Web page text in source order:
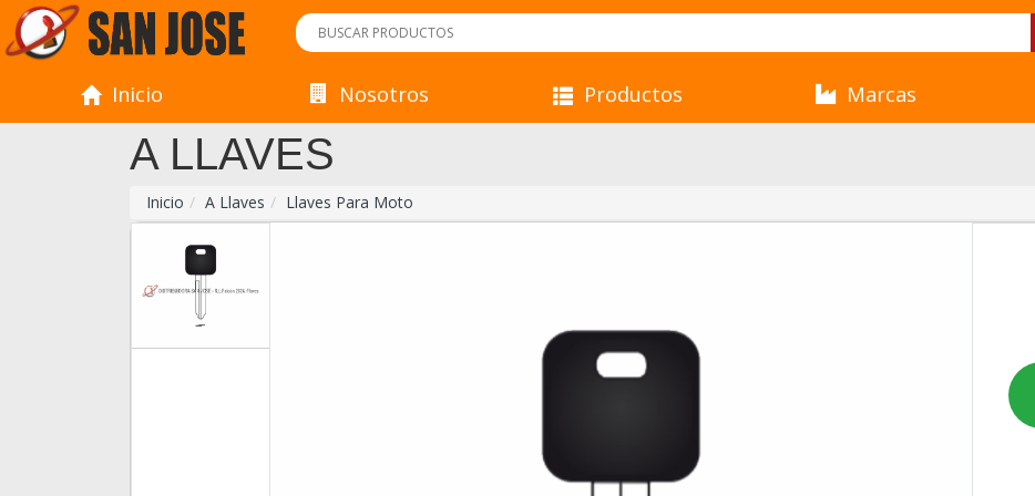
Inicio Nosotros Productos Marcas
A LLAVES
Inicio A Llaves Llaves Para Moto